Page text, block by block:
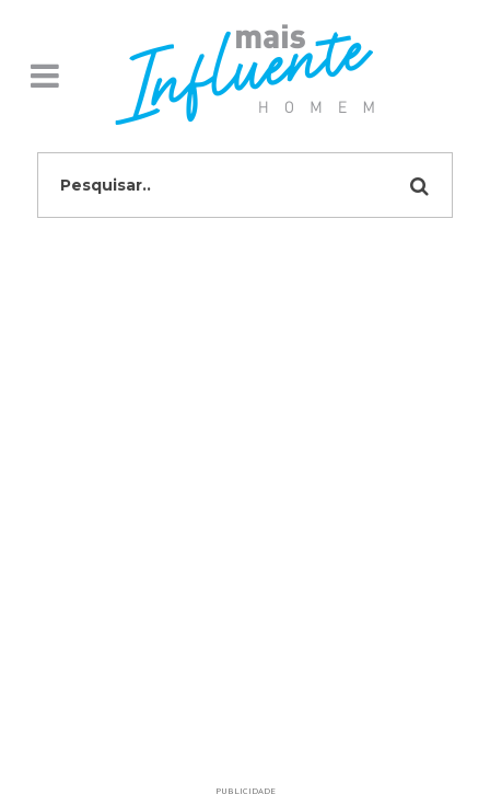
PUBLICIDADE